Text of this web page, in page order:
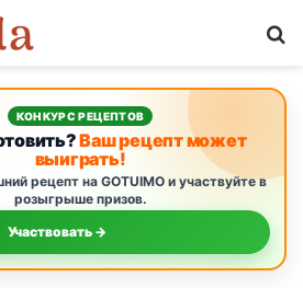
КОНКУРС РЕЦЕПТОВ
Ваш рецепт может
выиграть!
рецепт на GOTUIMO и участвуйте в
розыгрыше призов.
Участвовать →